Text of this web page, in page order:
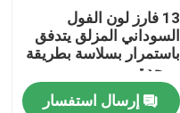
13 فارز لون الفول
السوداني المزلق يتدفق
باستمرار بسلاسة بطريقة
موحدة
إرسال استفسار